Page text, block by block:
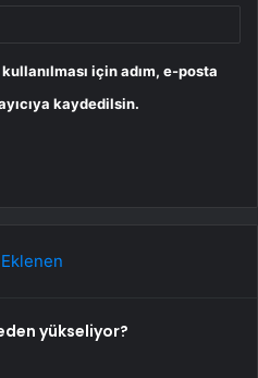
için adım, e-posta
kaydedilsin.
yükseliyor?